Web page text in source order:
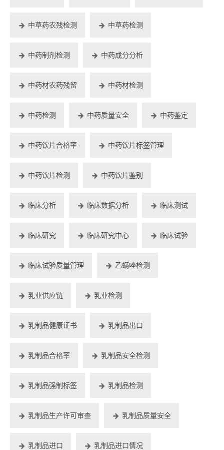
中草药农残检测 中草药检测
中药制剂检测 中药成分分析
中药材农药残留 中药材检测
中药检测 中药质量安全 中药鉴定
中药饮片合格率 中药饮片标签管理
中药饮片检测 中药饮片鉴别
临床分析 临床数据分析 临床测试
临床研究 临床研究中心 临床试验
临床试验质量管理 乙螨唑检测
乳业供应链 乳业检测
乳制品健康证书 乳制品出口
乳制品合格率 乳制品安全检测
乳制品强制标签 乳制品检测
乳制品生产许可审查 乳制品质量安全
乳制品进口 乳制品进口情况